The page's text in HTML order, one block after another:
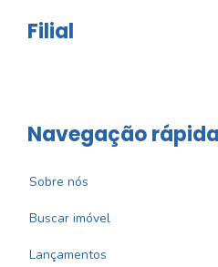
Filial
Navegação rápida
Sobre nós
Buscar imóvel
Lançamentos